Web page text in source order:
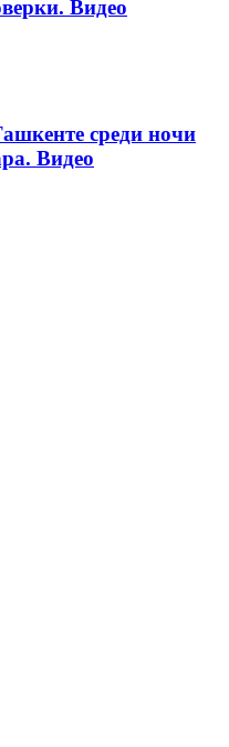
Видео
среди ночи
Видео